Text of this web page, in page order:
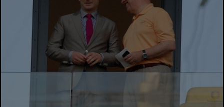
Champions League
Europa League
Conference League